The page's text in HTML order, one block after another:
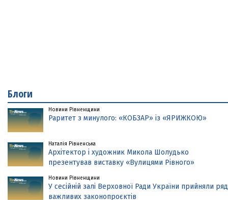
Блоги
Новини Рівненщини
Раритет з минулого: «КОБЗАР» із «ЯРИЖКОЮ»
Наталія Рівненська
Архітектор і художник Микола Шолудько
презентував виставку «Вулицями Рівного»
Новини Рівненщини
У сесійній залі Верховної Ради України прийняли ряд
важливих законопроєктів